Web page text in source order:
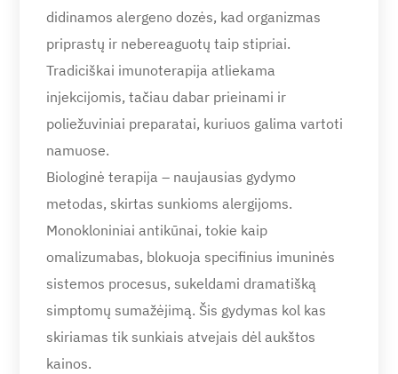
didinamos alergeno dozės, kad organizmas
priprastų ir nebereaguotų taip stipriai.
Tradiciškai imunoterapija atliekama
injekcijomis, tačiau dabar prieinami ir
poliežuviniai preparatai, kuriuos galima vartoti
namuose.
Biologinė terapija – naujausias gydymo
metodas, skirtas sunkioms alergijoms.
Monokloniniai antikūnai, tokie kaip
omalizumabas, blokuoja specifinius imuninės
sistemos procesus, sukeldami dramatišką
simptomų sumažėjimą. Šis gydymas kol kas
skiriamas tik sunkiais atvejais dėl aukštos
kainos.